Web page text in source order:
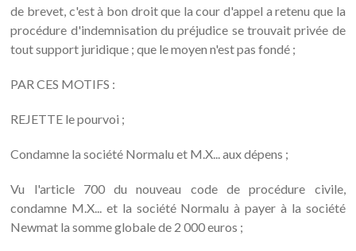
de brevet, c'est à bon droit que la cour d'appel a retenu que la
procédure d'indemnisation du préjudice se trouvait privée de
tout support juridique ; que le moyen n'est pas fondé ;
PAR CES MOTIFS :
REJETTE le pourvoi ;
Condamne la société Normalu et M.X... aux dépens ;
Vu l'article 700 du nouveau code de procédure civile,
condamne M.X... et la société Normalu à payer à la société
Newmat la somme globale de 2 000 euros ;